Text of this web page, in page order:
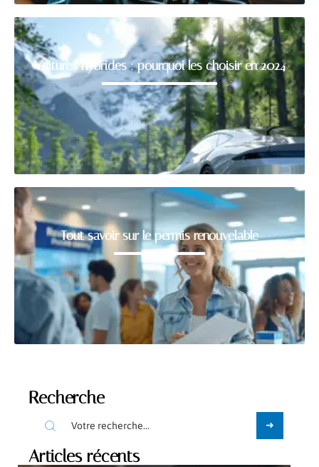
Voitures hybrides : pourquoi les choisir en 2024
Tout savoir sur le permis renouvelable
Recherche
Articles récents